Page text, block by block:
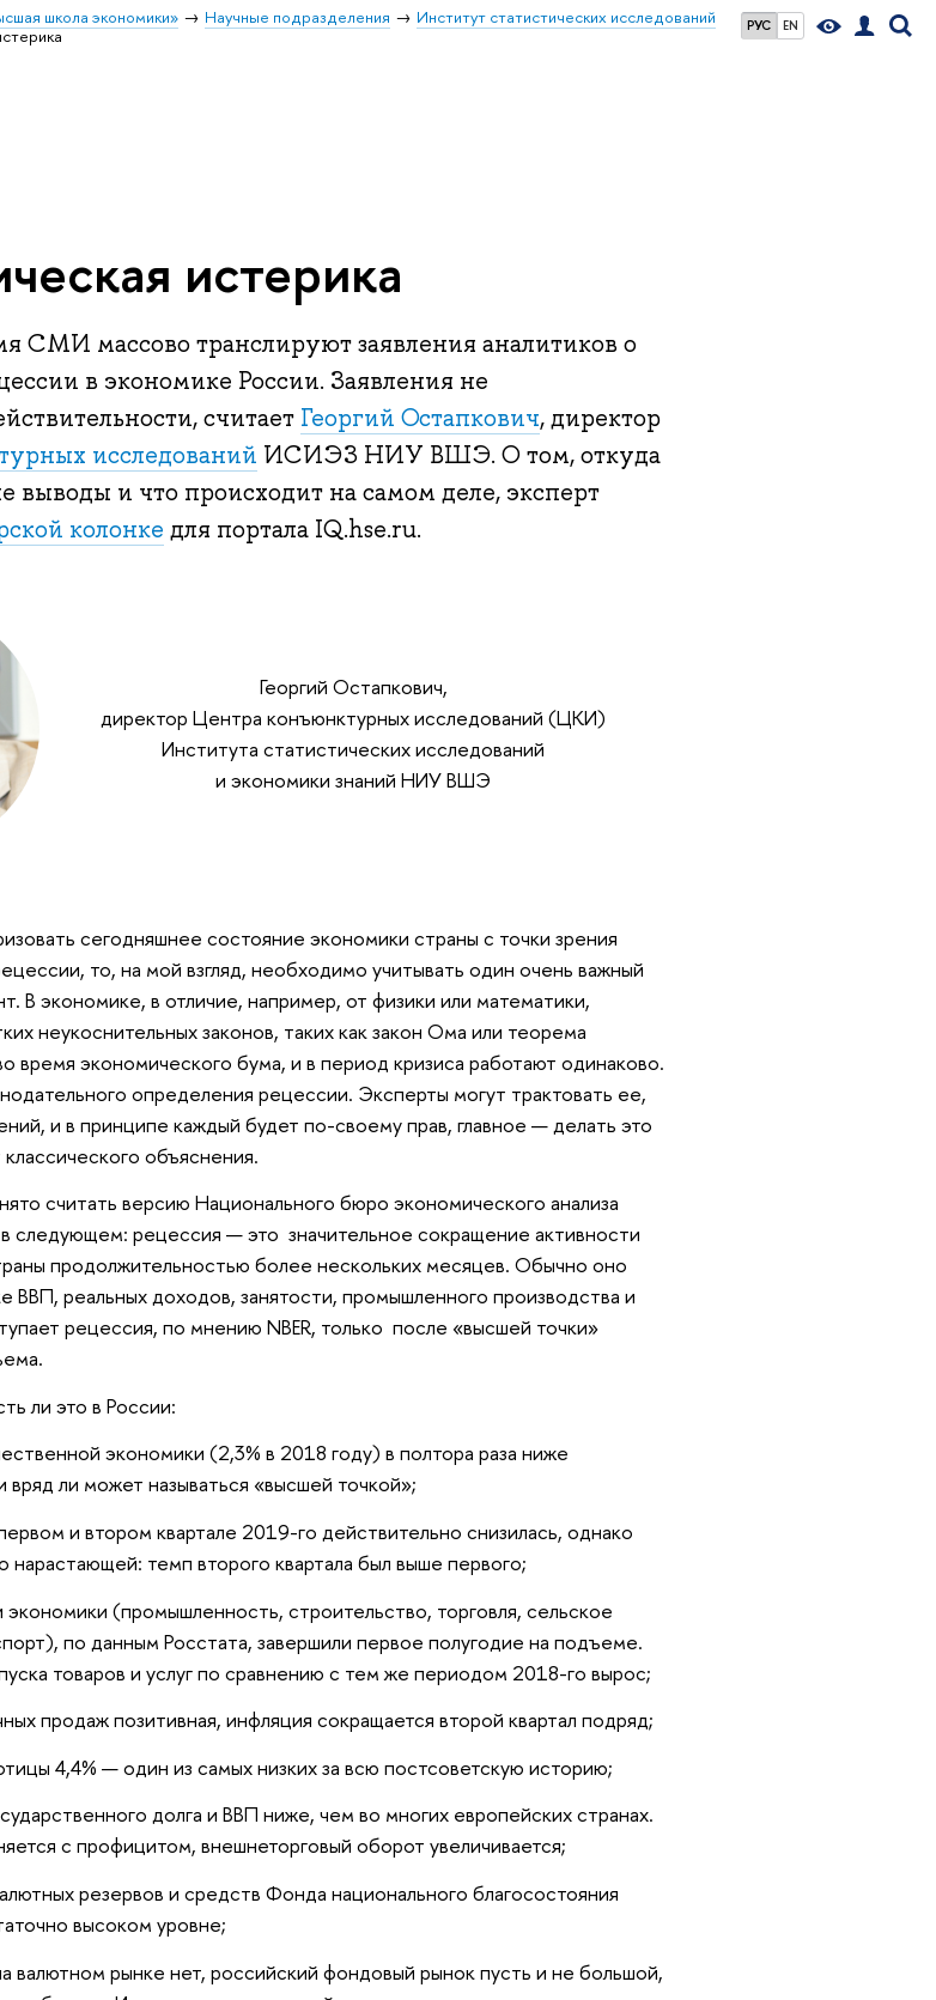
РУС EN
школа экономики» Научные подразделения
Институт статистических исследований
истерика
СМИ массово транслируют заявления аналитиков о
в экономике России. Заявления не
считает Георгий Остапкович, директор
исследований ИСИЭЗ НИУ ВШЭ. О том, откуда
выводы и что происходит на самом деле, эксперт
колонке для портала IQ.hse.ru.
Георгий Остапкович,
директор Центра конъюнктурных исследований (ЦКИ)
Института статистических исследований
и экономики знаний НИУ ВШЭ
сегодняшнее состояние экономики страны с точки зрения
то, на мой взгляд, необходимо учитывать один очень важный
В экономике, в отличие, например, от физики или математики,
неукоснительных законов, таких как закон Ома или теорема
время экономического бума, и в период кризиса работают одинаково.
определения рецессии. Эксперты могут трактовать ее,
и в принципе каждый будет по-своему прав, главное — делать это
объяснения.
считать версию Национального бюро экономического анализа
следующем: рецессия — это значительное сокращение активности
продолжительностью более нескольких месяцев. Обычно оно
ВВП, реальных доходов, занятости, промышленного производства и
рецессия, по мнению NBER, только после «высшей точки»
ли это в России:
экономики (2,3% в 2018 году) в полтора раза ниже
ли может называться «высшей точкой»;
и втором квартале 2019-го действительно снизилась, однако
темп второго квартала был выше первого;
экономики (промышленность, строительство, торговля, сельское
по данным Росстата, завершили первое полугодие на подъеме.
товаров и услуг по сравнению с тем же периодом 2018-го вырос;
продаж позитивная, инфляция сокращается второй квартал подряд;
4,4% — один из самых низких за всю постсоветскую историю;
долга и ВВП ниже, чем во многих европейских странах.
с профицитом, внешнеторговый оборот увеличивается;
резервов и средств Фонда национального благосостояния
высоком уровне;
валютном рынке нет, российский фондовый рынок пусть и не большой,